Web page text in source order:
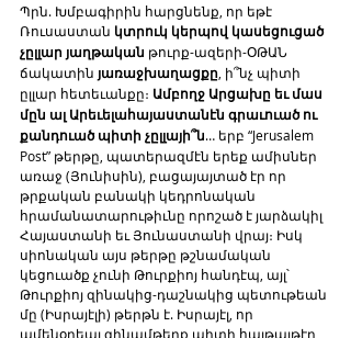
Պրն. Խմբագիրին հարցնենք, որ եթէ
Ռուսաստան կտրուկ կերպով կասեցուցած
չըլլար յաղթական թուրք-ազերի-ՕԹԱՆ
ճակատին յառաջխաղացքը , ի՞նչ պիտի
ըլլար հետեւանքը։ Ամբողջ Արցախը եւ մաս
մըն ալ Արեւելահայաստանէն գրաւուած ու
քանդուած պիտի չըլլայի՞ն… երբ “Jerusalem
Post” թերթը, պատերազմէն երեք ամիսներ
առաջ (Յունիսին), բացայայտած էր որ
թրքական բանակի կեդրոնական
հրամանատարութիւնը որոշած է յարձակիլ
Հայաստանի եւ Յունաստանի վրայ։ Իսկ
սիոնական այս թերթը թշնամական
կեցուածք չունի Թուրքիոյ հանդէպ, այլ՝
Թուրքիոյ զինակից-դաշնակից պետութեան
մը (Իսրայէլի) թերթն է. Իսրայէլ, որ
ամենօրեայ զինամթերք պիտի հայթայթէր